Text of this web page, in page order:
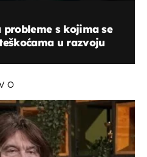
s kojima se
u razvoju